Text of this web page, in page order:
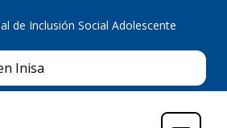
de Inclusión Social Adolescente
Inisa